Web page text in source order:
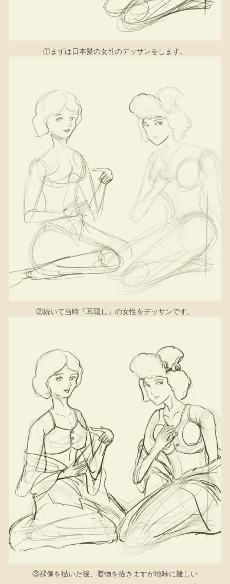
①まずは日本髪の女性のデッサンをします。
②続いて当時「耳隠し」の女性をデッサンです。
③裸像を描いた後、着物を描きますが地味に難しい